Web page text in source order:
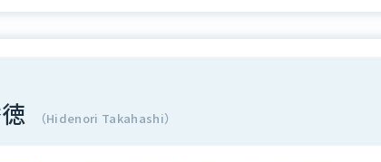
（Hidenori Takahashi）